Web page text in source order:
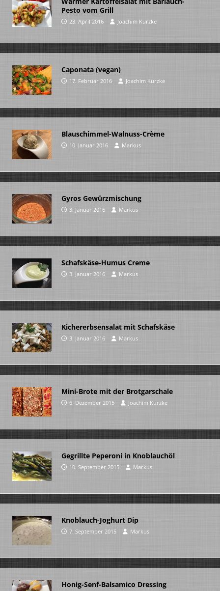
Pesto vom Grill
23. April 2016 Joachim Kurzke
Caponata (vegan)
17. Februar 2016 Joachim Kurzke
Blauschimmel-Walnuss-Crème
10. Januar 2016 Markus
Gyros Gewürzmischung
3. Januar 2016 Markus
Schafskäse-Humus Creme
3. Januar 2016 Markus
Kichererbsensalat mit Schafskäse
3. Januar 2016 Markus
Mini-Brote mit der Brotgarschale
6. Dezember 2015 Joachim Kurzke
Gegrillte Peperoni in Knoblauchöl
10. September 2015 Markus
Knoblauch-Joghurt Dip
7. September 2015 Markus
Honig-Senf-Balsamico Dressing